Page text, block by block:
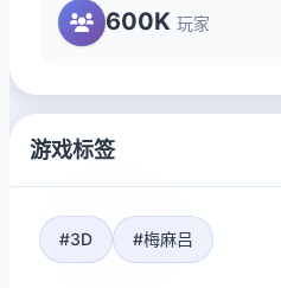
600K 玩家
游戏标签
#3D #梅麻吕